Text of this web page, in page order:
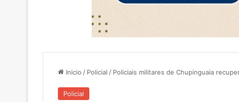
Inicio / Policial / Policiais militares de Chupinguaia
Policial